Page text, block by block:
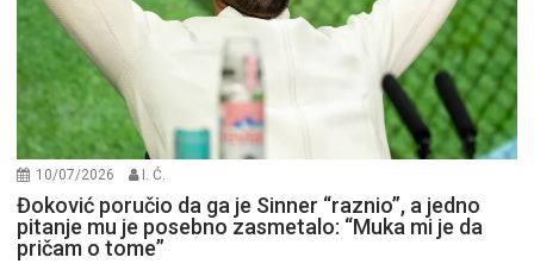
10/07/2026 I. Ć.
Đoković poručio da ga je Sinner “raznio”, a jedno
pitanje mu je posebno zasmetalo: “Muka mi je da
pričam o tome”